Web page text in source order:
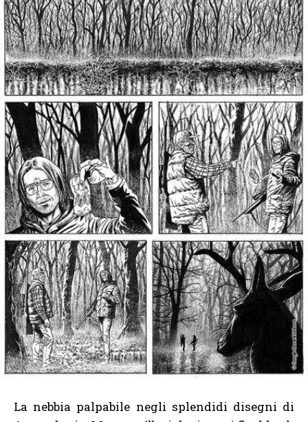
La nebbia palpabile negli splendidi disegni di